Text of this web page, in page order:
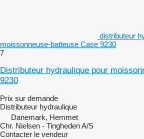
distributeur
moissonneuse-batteuse Case 9230
7
Distributeur hydraulique pour
9230
Prix sur demande
Distributeur hydraulique
Danemark, Hemmet
Chr. Nielsen - Tingheden A/S
Contacter le vendeur